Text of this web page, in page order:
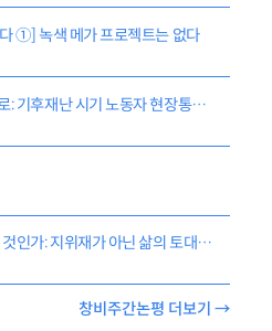
①] 녹색 메가 프로젝트는 없다
멈출 권리에서 기준 정할 권리로: 기후재난 시기 노동자 현장통제권
‘참교육’은 우리 교육을 구원할 것인가: 지위재가 아닌 삶의 토대가 되는 교육
창비주간논평 더보기 →